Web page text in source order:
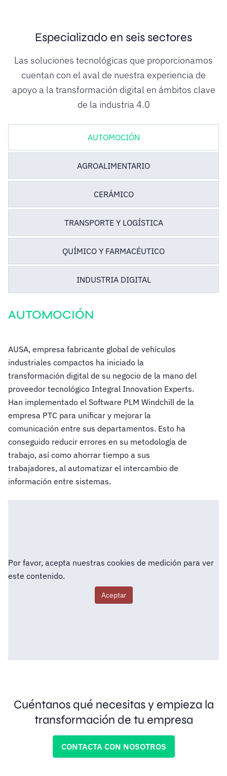
Especializado en seis sectores
Las soluciones tecnológicas que proporcionamos
cuentan con el aval de nuestra experiencia de
apoyo a la transformación digital en ámbitos clave
de la industria 4.0
AUTOMOCIÓN
AGROALIMENTARIO
CERÁMICO
TRANSPORTE Y LOGÍSTICA
QUÍMICO Y FARMACÉUTICO
INDUSTRIA DIGITAL
AUTOMOCIÓN
AUSA, empresa fabricante global de vehículos
industriales compactos ha iniciado la
transformación digital de su negocio de la mano del
proveedor tecnológico Integral Innovation Experts.
Han implementado el Software PLM Windchill de la
empresa PTC para unificar y mejorar la
comunicación entre sus departamentos. Esto ha
conseguido reducir errores en su metodología de
trabajo, así como ahorrar tiempo a sus
trabajadores, al automatizar el intercambio de
información entre sistemas.
Por favor, acepta nuestras cookies de medición para ver
este contenido.
Aceptar
Cuéntanos qué necesitas y empieza la
transformación de tu empresa
CONTACTA CON NOSOTROS